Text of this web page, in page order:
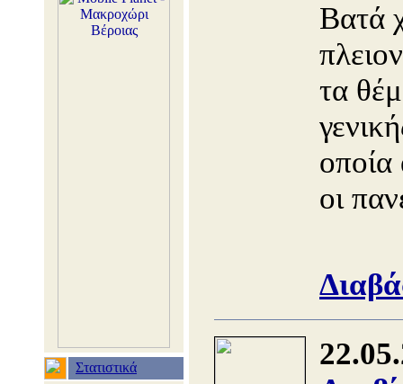
Στατιστικά
Βατά
τα
οι